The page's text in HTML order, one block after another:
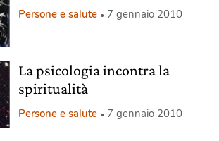
Persone e salute 7 gennaio 2010
La psicologia incontra la
spiritualità
Persone e salute 7 gennaio 2010